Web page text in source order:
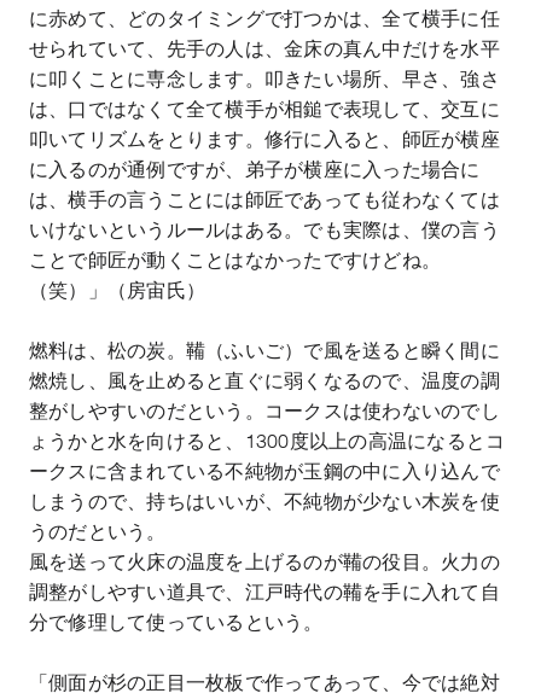
に赤めて、どのタイミングで打つかは、全て横手に任
せられていて、先手の人は、金床の真ん中だけを水平
に叩くことに専念します。叩きたい場所、早さ、強さ
は、口ではなくて全て横手が相鎚 で表現して、交互に
叩いてリズムをとります。修行に入ると、師匠が横座
に入るのが通例ですが、弟子が横座に入った場合に
は、横手の言うことには師匠であっても従わなくては
いけないというルールはある。でも実際は、僕の言う
ことで師匠が動くことはなかったですけどね。
（笑）」（房宙氏）
燃料は、松の炭。鞴（ふいご）で風を送ると瞬く間に
燃焼し、風を止めると直ぐに弱くなるので、温度の調
整がしやすいのだという。コークスは使わないのでし
ょうかと水を向けると、 1300 度以上の高温になるとコ
ークスに含まれている不純物が玉鋼の中に入り込んで
しまうので、持ちはいいが、不純物が少ない木炭を使
うのだという。
風を送って火床の温度を上げるのが鞴の役目。火力の
調整がしやすい道具で、江戸時代の鞴を手に入れて自
分で修理して使っているという。
「側面が杉の正目一枚板で作ってあって、今では絶対